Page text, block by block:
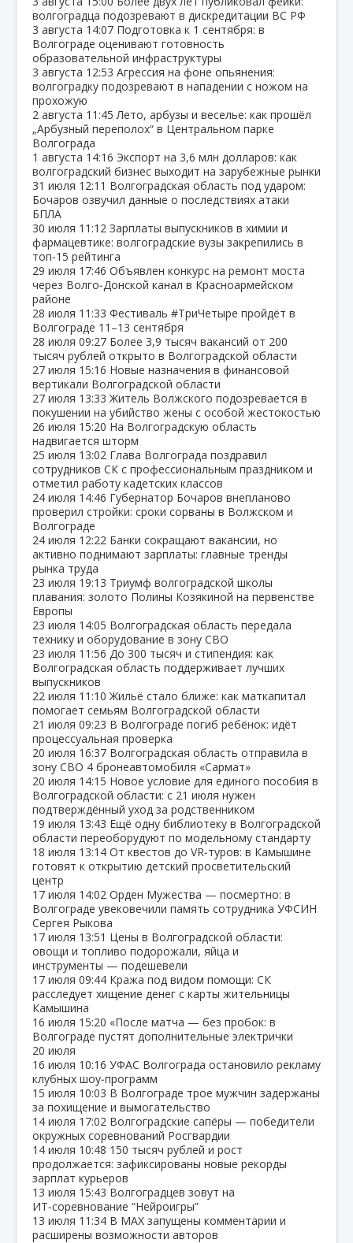
волгоградца подозревают в дискредитации ВС РФ
3 августа 14:07 Подготовка к 1 сентября: в
Волгограде оценивают готовность
образовательной инфраструктуры
3 августа 12:53 Агрессия на фоне опьянения:
волгоградку подозревают в нападении с ножом на
прохожую
2 августа 11:45 Лето, арбузы и веселье: как прошёл
„Арбузный переполох“ в Центральном парке
Волгограда
1 августа 14:16 Экспорт на 3,6 млн долларов: как
волгоградский бизнес выходит на зарубежные рынки
31 июля 12:11 Волгоградская область под ударом:
Бочаров озвучил данные о последствиях атаки
БПЛА
30 июля 11:12 Зарплаты выпускников в химии и
фармацевтике: волгоградские вузы закрепились в
топ‑15 рейтинга
29 июля 17:46 Объявлен конкурс на ремонт моста
через Волго‑Донской канал в Красноармейском
районе
28 июля 11:33 Фестиваль #ТриЧетыре пройдёт в
Волгограде 11–13 сентября
28 июля 09:27 Более 3,9 тысяч вакансий от 200
тысяч рублей открыто в Волгоградской области
27 июля 15:16 Новые назначения в финансовой
вертикали Волгоградской области
27 июля 13:33 Житель Волжского подозревается в
покушении на убийство жены с особой жестокостью
26 июля 15:20 На Волгоградскую область
надвигается шторм
25 июля 13:02 Глава Волгограда поздравил
сотрудников СК с профессиональным праздником и
отметил работу кадетских классов
24 июля 14:46 Губернатор Бочаров внепланово
проверил стройки: сроки сорваны в Волжском и
Волгограде
24 июля 12:22 Банки сокращают вакансии, но
активно поднимают зарплаты: главные тренды
рынка труда
23 июля 19:13 Триумф волгоградской школы
плавания: золото Полины Козякиной на первенстве
Европы
23 июля 14:05 Волгоградская область передала
технику и оборудование в зону СВО
23 июля 11:56 До 300 тысяч и стипендия: как
Волгоградская область поддерживает лучших
выпускников
22 июля 11:10 Жильё стало ближе: как маткапитал
помогает семьям Волгоградской области
21 июля 09:23 В Волгограде погиб ребёнок: идёт
процессуальная проверка
20 июля 16:37 Волгоградская область отправила в
зону СВО 4 бронеавтомобиля «Сармат»
20 июля 14:15 Новое условие для единого пособия в
Волгоградской области: с 21 июля нужен
подтверждённый уход за родственником
19 июля 13:43 Ещё одну библиотеку в Волгоградской
области переоборудуют по модельному стандарту
18 июля 13:14 От квестов до VR‑туров: в Камышине
готовят к открытию детский просветительский
центр
17 июля 14:02 Орден Мужества — посмертно: в
Волгограде увековечили память сотрудника УФСИН
Сергея Рыкова
17 июля 13:51 Цены в Волгоградской области:
овощи и топливо подорожали, яйца и
инструменты — подешевели
17 июля 09:44 Кража под видом помощи: СК
расследует хищение денег с карты жительницы
Камышина
16 июля 15:20 «После матча — без пробок: в
Волгограде пустят дополнительные электрички
20 июля
16 июля 10:16 УФАС Волгограда остановило рекламу
клубных шоу‑программ
15 июля 10:03 В Волгограде трое мужчин задержаны
за похищение и вымогательство
14 июля 17:02 Волгоградские сапёры — победители
окружных соревнований Росгвардии
14 июля 10:48 150 тысяч рублей и рост
продолжается: зафиксированы новые рекорды
зарплат курьеров
13 июля 15:43 Волгоградцев зовут на
ИТ‑соревнование “Нейроигры”
13 июля 11:34 В МАХ запущены комментарии и
расширены возможности авторов